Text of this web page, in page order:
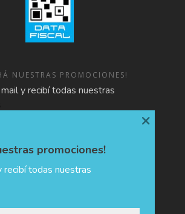
NUESTRAS PROMOCIONES!
y recibí todas nuestras
promociones!
recibí todas nuestras
×